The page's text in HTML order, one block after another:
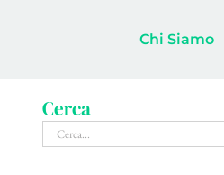
Chi Siamo
Cerca
Cerca
per: